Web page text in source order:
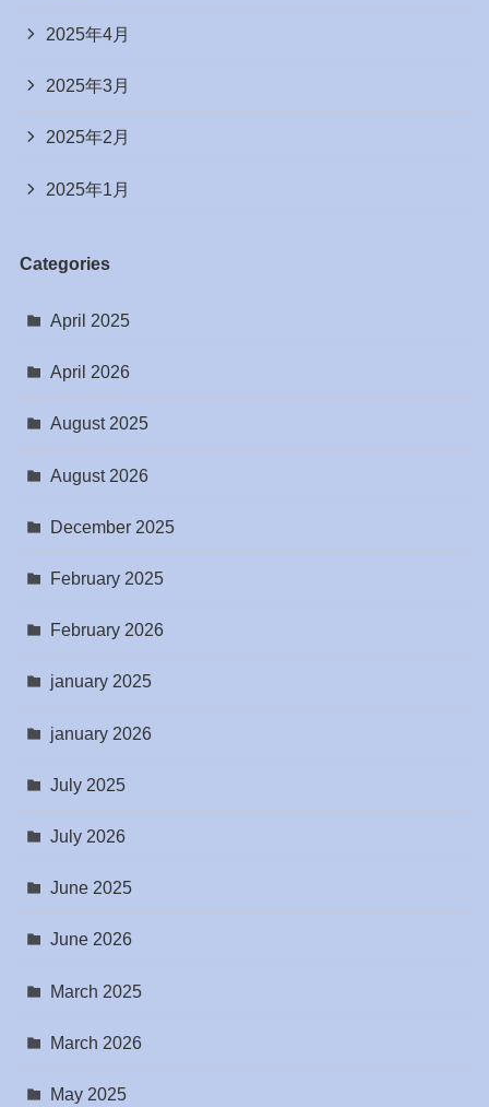
2025年4月
2025年3月
2025年2月
2025年1月
Categories
April 2025
April 2026
August 2025
August 2026
December 2025
February 2025
February 2026
january 2025
january 2026
July 2025
July 2026
June 2025
June 2026
March 2025
March 2026
May 2025